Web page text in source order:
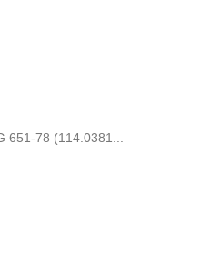
651-78 (114.0381...